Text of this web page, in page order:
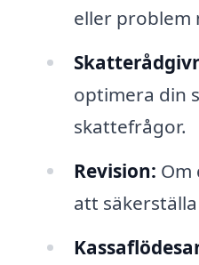
eller problem
optimera din
skattefrågor.
Revision:
att